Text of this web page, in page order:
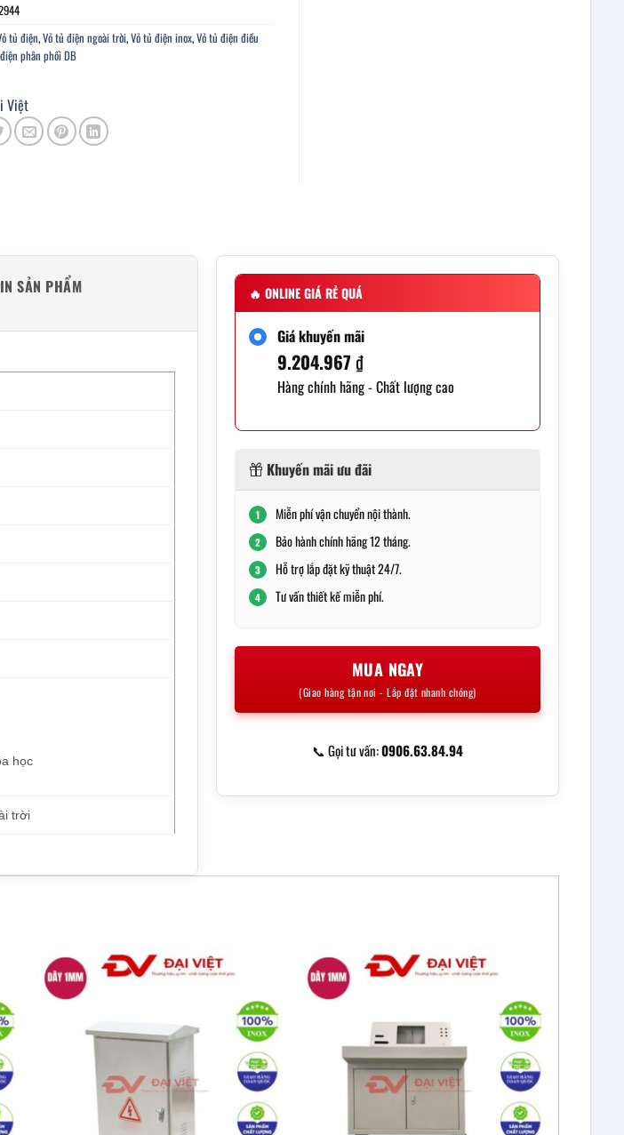
tủ điện,Vỏ tủ điện ngoài trời,Vỏ tủ điện inox,Vỏ tủ điện điều
phân phối DB
Việt
SẢN PHẨM
học
trời
🔥 ONLINE GIÁ RẺ QUÁ
Giá khuyến mãi
9.204.967 ₫
Hàng chính hãng - Chất lượng cao
Khuyến mãi ưu đãi
1 Miễn phí vận chuyển nội thành.
2 Bảo hành chính hãng 12 tháng.
3 Hỗ trợ lắp đặt kỹ thuật 24/7.
4 Tư vấn thiết kế miễn phí.
MUA NGAY
(Giao hàng tận nơi - Lắp đặt nhanh chóng)
📞 Gọi tư vấn:0906.63.84.94